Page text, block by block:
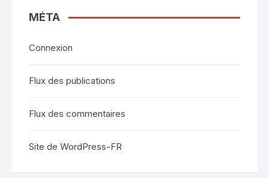
MÉTA
Connexion
Flux des publications
Flux des commentaires
Site de WordPress-FR